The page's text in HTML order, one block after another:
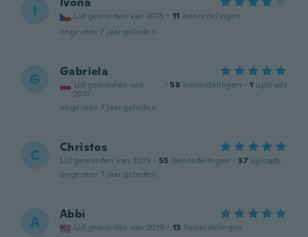
I Lid geworden van 2015 · 11 beoordelingen
ongeveer 7 jaar geleden
G Gabriela
Lid geworden van
2017
· 58 beoordelingen · 1 uploads
ongeveer 7 jaar geleden
C Christos
Lid geworden van 2019 · 55 beoordelingen · 37 uploads
ongeveer 7 jaar geleden
A Abbi
Lid geworden van 2019 · 13 beoordelingen